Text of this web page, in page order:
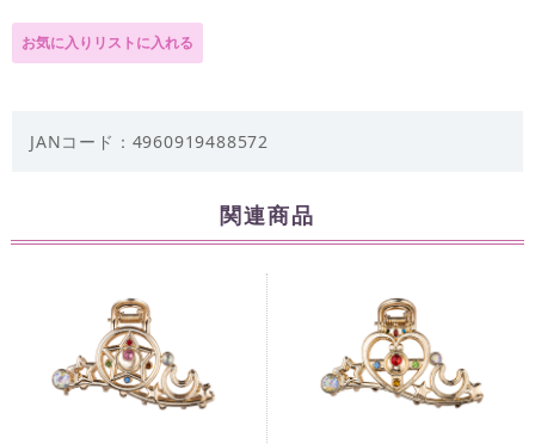
JANコード：4960919488572
関連商品